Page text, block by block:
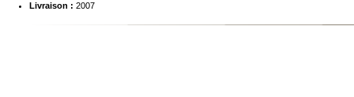
Livraison : 2007